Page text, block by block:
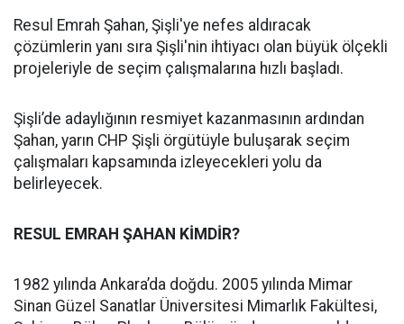
Resul Emrah Şahan, Şişli'ye nefes aldıracak
çözümlerin yanı sıra Şişli'nin ihtiyacı olan büyük ölçekli
projeleriyle de seçim çalışmalarına hızlı başladı.
Şişli’de adaylığının resmiyet kazanmasının ardından
Şahan, yarın CHP Şişli örgütüyle buluşarak seçim
çalışmaları kapsamında izleyecekleri yolu da
belirleyecek.
RESUL EMRAH ŞAHAN KİMDİR?
1982 yılında Ankara’da doğdu. 2005 yılında Mimar
Sinan Güzel Sanatlar Üniversitesi Mimarlık Fakültesi,